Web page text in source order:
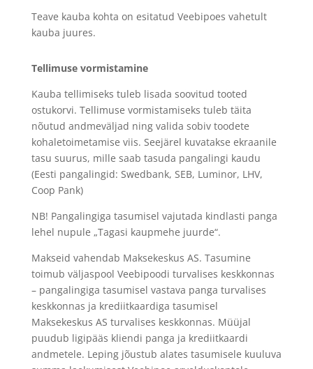
Teave kauba kohta on esitatud Veebipoes vahetult
kauba juures.
Tellimuse vormistamine
Kauba tellimiseks tuleb lisada soovitud tooted
ostukorvi. Tellimuse vormistamiseks tuleb täita
nõutud andmeväljad ning valida sobiv toodete
kohaletoimetamise viis. Seejärel kuvatakse ekraanile
tasu suurus, mille saab tasuda pangalingi kaudu
(Eesti pangalingid: Swedbank, SEB, Luminor, LHV,
Coop Pank)
NB! Pangalingiga tasumisel vajutada kindlasti panga
lehel nupule „Tagasi kaupmehe juurde“.
Makseid vahendab Maksekeskus AS. Tasumine
toimub väljaspool Veebipoodi turvalises keskkonnas
– pangalingiga tasumisel vastava panga turvalises
keskkonnas ja krediitkaardiga tasumisel
Maksekeskus AS turvalises keskkonnas. Müüjal
puudub ligipääs kliendi panga ja krediitkaardi
andmetele. Leping jõustub alates tasumisele kuuluva